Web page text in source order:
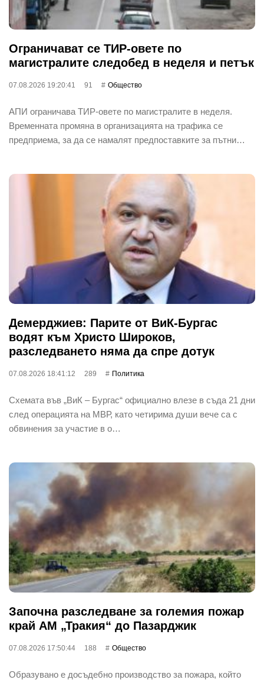
Ограничават се ТИР-овете по
магистралите следобед в неделя и петък
07.08.2026 19:20:41 91 Общество
АПИ ограничава ТИР-овете по магистралите в неделя.
Временната промяна в организацията на трафика се
предприема, за да се намалят предпоставките за пътни…
Демерджиев: Парите от ВиК-Бургас
водят към Христо Широков,
разследването няма да спре дотук
07.08.2026 18:41:12 289 Политика
Схемата във „ВиК – Бургас“ официално влезе в съда 21 дни
след операцията на МВР, като четирима души вече са с
обвинения за участие в о…
Започна разследване за големия пожар
край АМ „Тракия“ до Пазарджик
07.08.2026 17:50:44 188 Общество
Образувано е досъдебно производство за пожара, който